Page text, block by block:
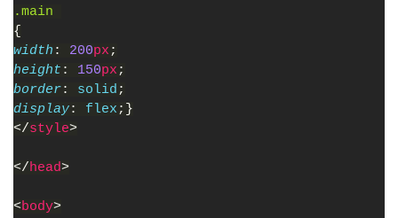
.main
{
width : 200px ;
height : 150px ;
border: solid ;
display: flex ;}
</style>
</head>
<body>